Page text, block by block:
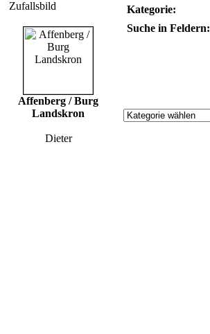
Zufallsbild
Affenberg / Burg
Landskron
Dieter
Kategorie:
Suche in Feldern: